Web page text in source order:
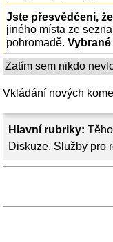
Hlavní rubriky:
Diskuze, Služby pro
Jste přesvědčeni,
jiného místa ze
pohromadě.
Zatím sem nikdo
Vkládání nových